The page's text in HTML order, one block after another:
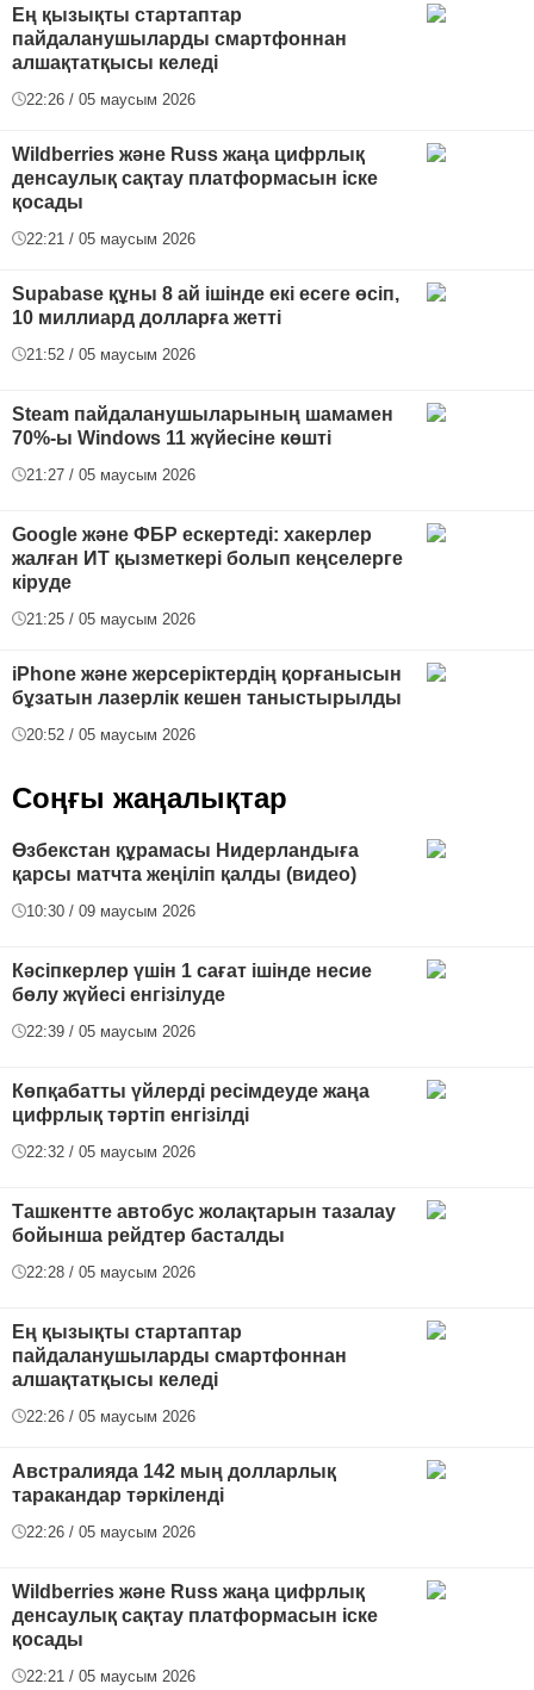
Ең қызықты стартаптар
пайдаланушыларды смартфоннан
алшақтатқысы келеді
22:26 / 05 маусым 2026
Wildberries және Russ жаңа цифрлық
денсаулық сақтау платформасын іске
қосады
22:21 / 05 маусым 2026
Supabase құны 8 ай ішінде екі есеге өсіп,
10 миллиард долларға жетті
21:52 / 05 маусым 2026
Steam пайдаланушыларының шамамен
70%-ы Windows 11 жүйесіне көшті
21:27 / 05 маусым 2026
Google және ФБР ескертеді: хакерлер
жалған ИТ қызметкері болып кеңселерге
кіруде
21:25 / 05 маусым 2026
iPhone және жерсеріктердің қорғанысын
бұзатын лазерлік кешен таныстырылды
20:52 / 05 маусым 2026
Соңғы жаңалықтар
Өзбекстан құрамасы Нидерландыға
қарсы матчта жеңіліп қалды (видео)
10:30 / 09 маусым 2026
Кәсіпкерлер үшін 1 сағат ішінде несие
бөлу жүйесі енгізілуде
22:39 / 05 маусым 2026
Көпқабатты үйлерді ресімдеуде жаңа
цифрлық тәртіп енгізілді
22:32 / 05 маусым 2026
Ташкентте автобус жолақтарын тазалау
бойынша рейдтер басталды
22:28 / 05 маусым 2026
Ең қызықты стартаптар
пайдаланушыларды смартфоннан
алшақтатқысы келеді
22:26 / 05 маусым 2026
Австралияда 142 мың долларлық
таракандар тәркіленді
22:26 / 05 маусым 2026
Wildberries және Russ жаңа цифрлық
денсаулық сақтау платформасын іске
қосады
22:21 / 05 маусым 2026